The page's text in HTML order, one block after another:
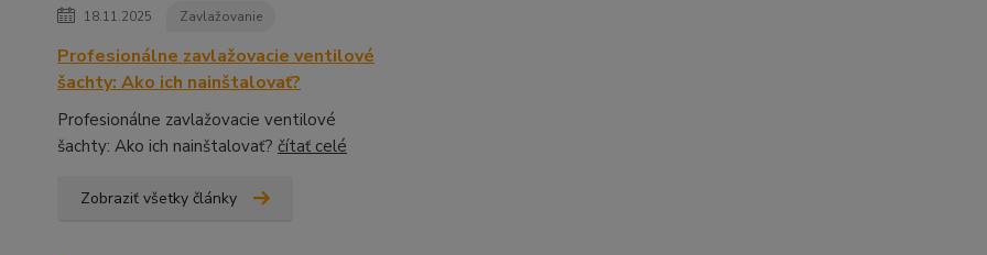
18.11.2025 Zavlažovanie
Profesionálne zavlažovacie ventilové
šachty: Ako ich nainštalovať?
Profesionálne zavlažovacie ventilové
šachty: Ako ich nainštalovať? čítať celé
Zobraziť všetky články